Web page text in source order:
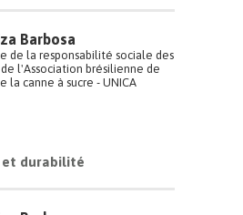
Barbosa
de la responsabilité sociale des
l'Association brésilienne de
la canne à sucre - UNICA
et durabilité